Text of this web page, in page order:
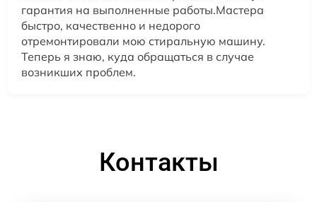
гарантия на выполненные работы.Мастера
быстро, качественно и недорого
отремонтировали мою стиральную машину.
Теперь я знаю, куда обращаться в случае
возникших проблем.
Контакты